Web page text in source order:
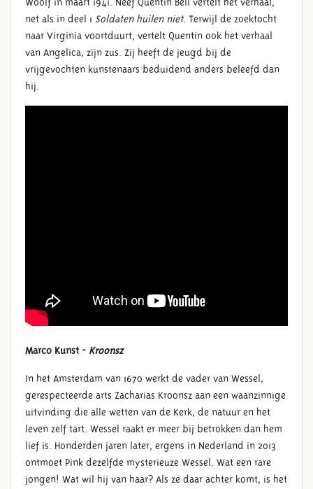
net als in deel 1 Soldaten huilen niet. Terwijl de zoektocht
naar Virginia voortduurt, vertelt Quentin ook het verhaal
van Angelica, zijn zus. Zij heeft de jeugd bij de
vrijgevochten kunstenaars beduidend anders beleefd dan
hij.
Marco Kunst - Kroonsz
In het Amsterdam van 1670 werkt de vader van Wessel,
gerespecteerde arts Zacharias Kroonsz aan een waanzinnige
uitvinding die alle wetten van de Kerk, de natuur en het
leven zelf tart. Wessel raakt er meer bij betrokken dan hem
lief is. Honderden jaren later, ergens in Nederland in 2013
ontmoet Pink dezelfde mysterieuze Wessel. Wat een rare
jongen! Wat wil hij van haar? Als ze daar achter komt, is het